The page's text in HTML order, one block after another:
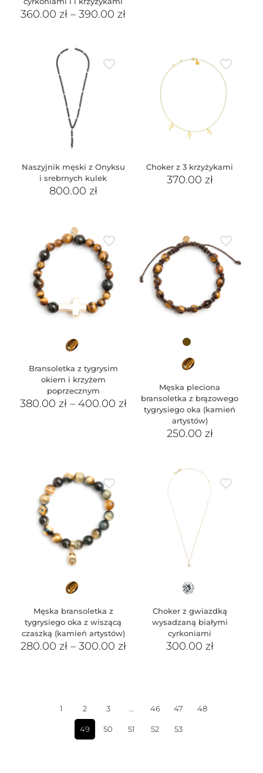
360.00zł –390.00zł
Naszyjnik męski z Onyksu
i srebrnych kulek
800.00 zł
Choker z 3 krzyżykami
370.00 zł
Bransoletka z tygrysim
okiem i krzyżem
poprzecznym
380.00 zł– 400.00 zł
Męska pleciona
bransoletka z brązowego
tygrysiego oka (kamień
artystów)
250.00 zł
Męska bransoletka z
tygrysiego oka z wiszącą
czaszką (kamień artystów)
280.00 zł– 300.00 zł
Choker z gwiazdką
wysadzaną białymi
cyrkoniami
300.00 zł
1 2 3 … 46 47 48
49 50 51 52 53